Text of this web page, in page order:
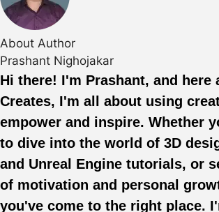
About Author
Prashant Nighojakar
Hi there! I'm Prashant, and here
Creates, I'm all about using
empower and inspire. Whether
to dive into the world of 3D
and Unreal Engine tutorials, or
of motivation and personal
you've come to the right place.